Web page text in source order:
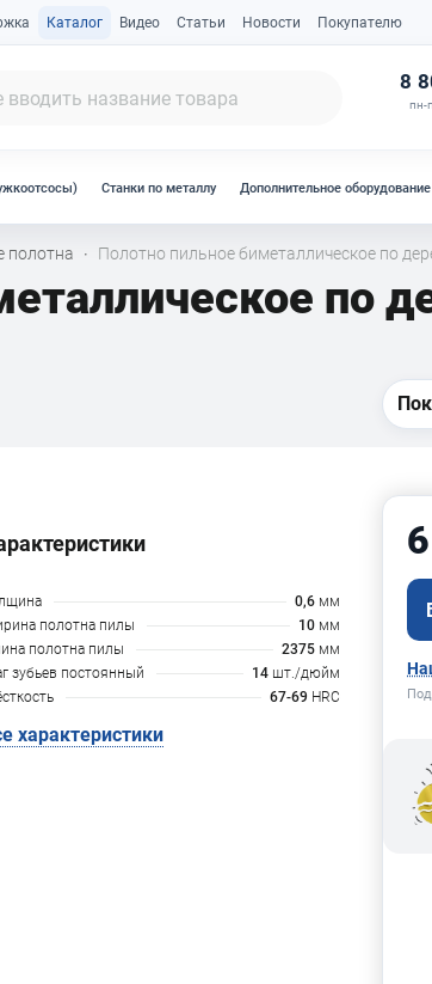
Каталог Видео Статьи Новости Покупателю
8
пн-
Станки по металлу Дополнительное оборудование
полотна · Полотно пильное биметаллическое по
по
0,6 мм
полотна пилы
10 мм
полотна пилы
2375 мм
зубьев постоянный
14 шт./дюйм
67-69 HRC
характеристики